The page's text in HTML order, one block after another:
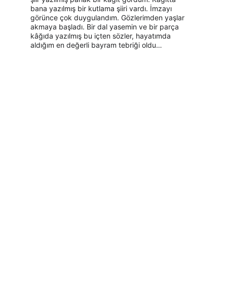
bana yazılmış bir kutlama şiiri vardı. İmzayı
görünce çok duygulandım. Gözlerimden yaşlar
akmaya başladı. Bir dal yasemin ve bir parça
kâğıda yazılmış bu içten sözler, hayatımda
aldığım en değerli bayram tebriği oldu…